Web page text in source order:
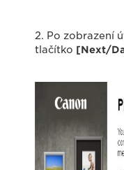
2. Po zobrazení
tlačítko [Next/